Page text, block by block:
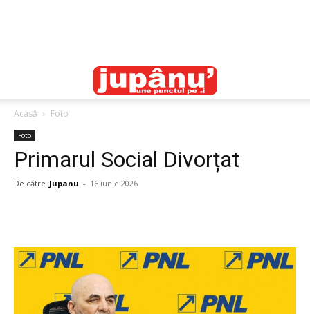
Acasă Foto
Foto
Primarul Social Divorțat
De către Jupanu - 16 iunie 2026